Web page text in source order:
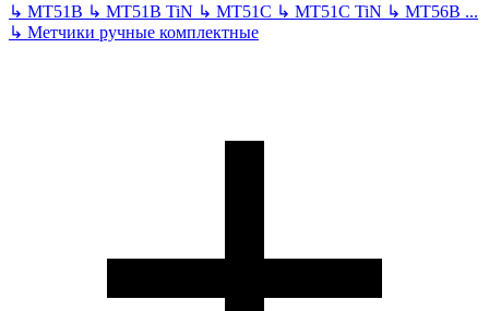
↳ MT51B ↳ MT51B TiN ↳ MT51C ↳ MT51C TiN ↳ MT56B ...
↳ Метчики ручные комплектные